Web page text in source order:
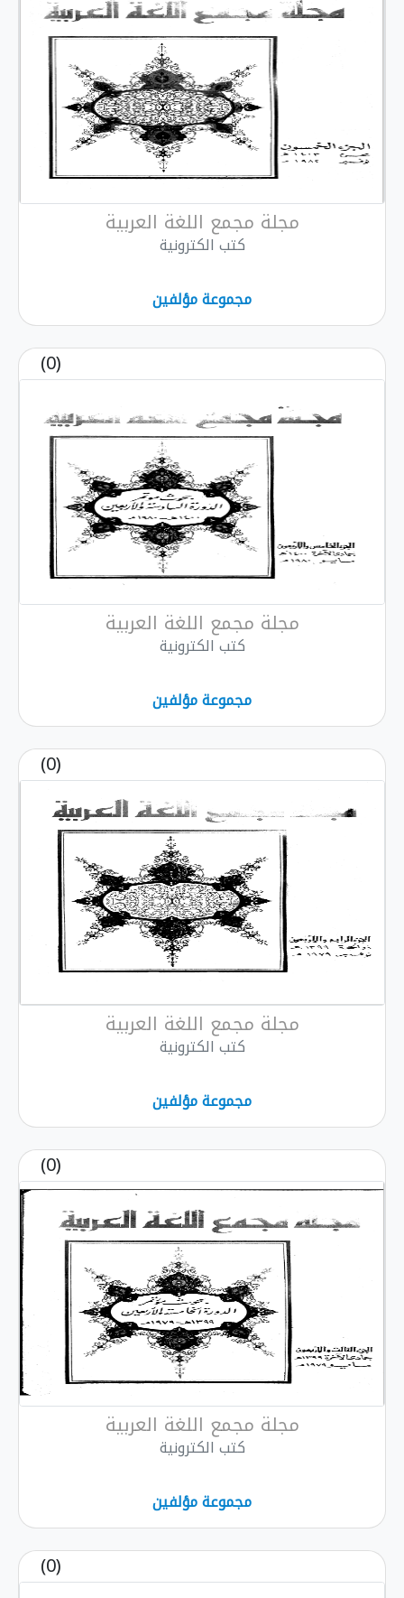
مجلة مجمع اللغة العربية
كتب الكترونية
مجموعة مؤلفين
(0)
مجلة مجمع اللغة العربية
كتب الكترونية
مجموعة مؤلفين
(0)
مجلة مجمع اللغة العربية
كتب الكترونية
مجموعة مؤلفين
(0)
مجلة مجمع اللغة العربية
كتب الكترونية
مجموعة مؤلفين
(0)